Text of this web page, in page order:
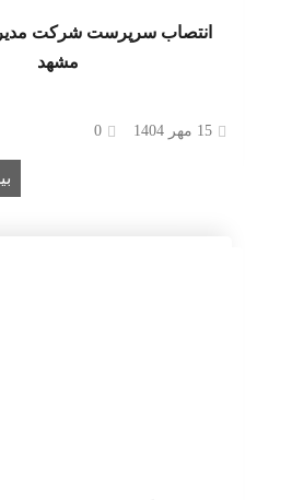
انتصاب سرپرست شرکت
مشهد
15 مهر 1404 0